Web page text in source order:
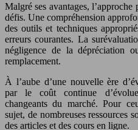
Malgré ses avantages,
défis. Une compréhension
des outils et techniques
erreurs courantes. La
négligence de la dépréciation
remplacement.
À l’aube d’une nouvelle ère
par le coût continue
changeants du marché. Pour
sujet, de nombreuses ressources
des articles et des cours en ligne.